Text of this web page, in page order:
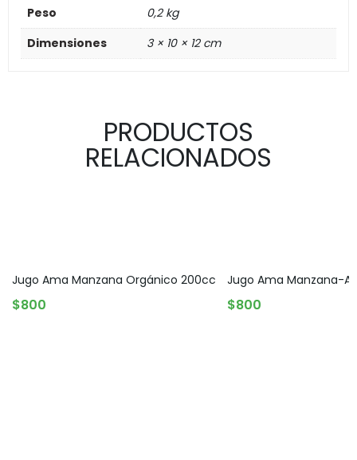
Peso
0,2 kg
Dimensiones
3 × 10 × 12 cm
PRODUCTOS
RELACIONADOS
Jugo Ama Manzana Orgánico 200cc
$800
Jugo Ama Manzana-
$800